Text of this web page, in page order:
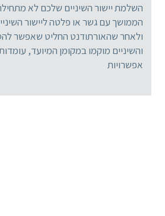
השלמת יישור השיניים שלכם לא
הממושך עם גשר או פלטה ליישור
ולאחר שהאורתודנט החליט שאפשר
והשיניים מוקמו במקומן המיועד,
אפשרויות